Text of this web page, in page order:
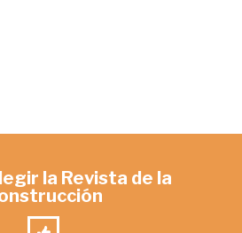
la Revista de la